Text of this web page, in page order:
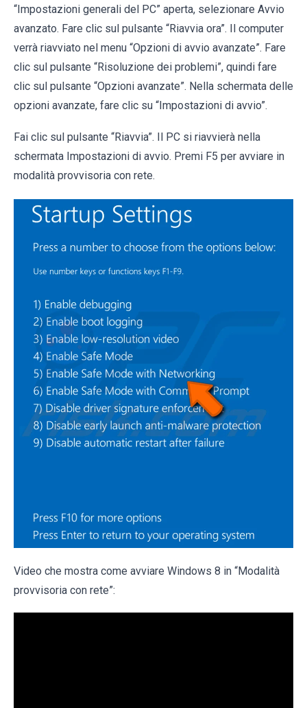
“Impostazioni generali del PC” aperta, selezionare Avvio
avanzato. Fare clic sul pulsante “Riavvia ora”. Il computer
verrà riavviato nel menu “Opzioni di avvio avanzate”. Fare
clic sul pulsante “Risoluzione dei problemi”, quindi fare
clic sul pulsante “Opzioni avanzate”. Nella schermata delle
opzioni avanzate, fare clic su “Impostazioni di avvio”.
Fai clic sul pulsante “Riavvia”. Il PC si riavvierà nella
schermata Impostazioni di avvio. Premi F5 per avviare in
modalità provvisoria con rete.
Video che mostra come avviare Windows 8 in “Modalità
provvisoria con rete”: